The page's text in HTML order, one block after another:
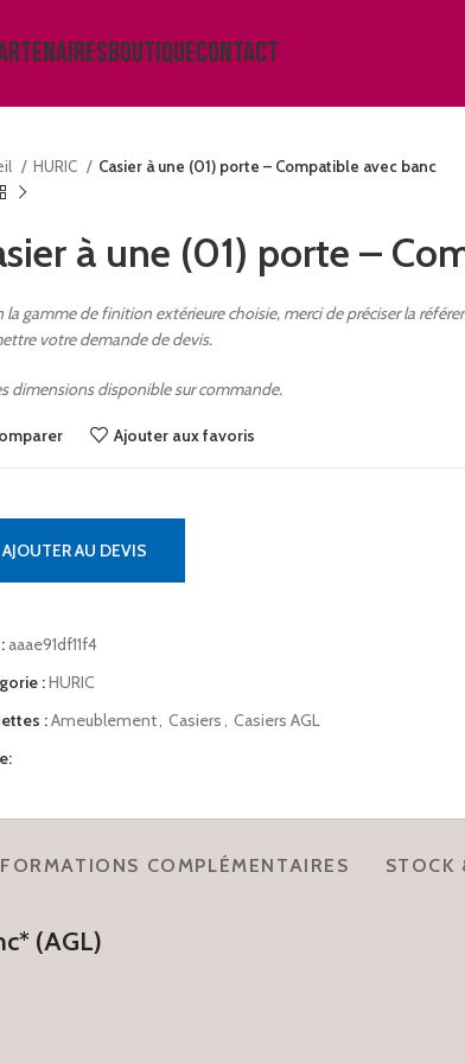
BOUTIQUECONTACT
HURIC Casier à une (01) porte – Compatible avec banc
à une (01) porte –
la gamme de finition extérieure choisie, merci de préciser la
votre demande de devis.
dimensions disponible sur commande.
Ajouter aux favoris
AJOUTER AU DEVIS
aaae91df11f4
:HURIC
:Ameublement, Casiers, Casiers AGL
COMPLÉMENTAIRES STOCK
(AGL)